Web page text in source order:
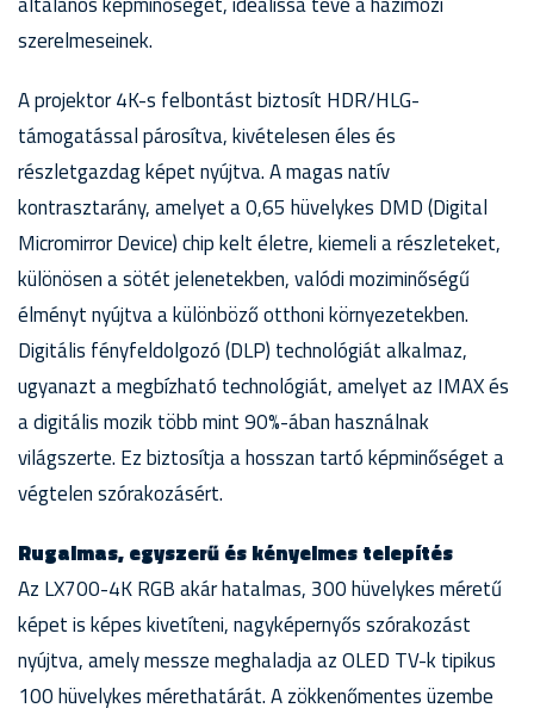
szerelmeseinek.
A projektor 4K-s felbontást biztosít HDR/HLG-
támogatással párosítva, kivételesen éles és
részletgazdag képet nyújtva. A magas natív
kontrasztarány, amelyet a 0,65 hüvelykes DMD (Digital
Micromirror Device) chip kelt életre, kiemeli a részleteket,
különösen a sötét jelenetekben, valódi moziminőségű
élményt nyújtva a különböző otthoni környezetekben.
Digitális fényfeldolgozó (DLP) technológiát alkalmaz,
ugyanazt a megbízható technológiát, amelyet az IMAX és
a digitális mozik több mint 90%-ában használnak
világszerte. Ez biztosítja a hosszan tartó képminőséget a
végtelen szórakozásért.
Rugalmas, egyszerű és kényelmes telepítés
Az LX700-4K RGB akár hatalmas, 300 hüvelykes méretű
képet is képes kivetíteni, nagyképernyős szórakozást
nyújtva, amely messze meghaladja az OLED TV-k tipikus
100 hüvelykes mérethatárát. A zökkenőmentes üzembe